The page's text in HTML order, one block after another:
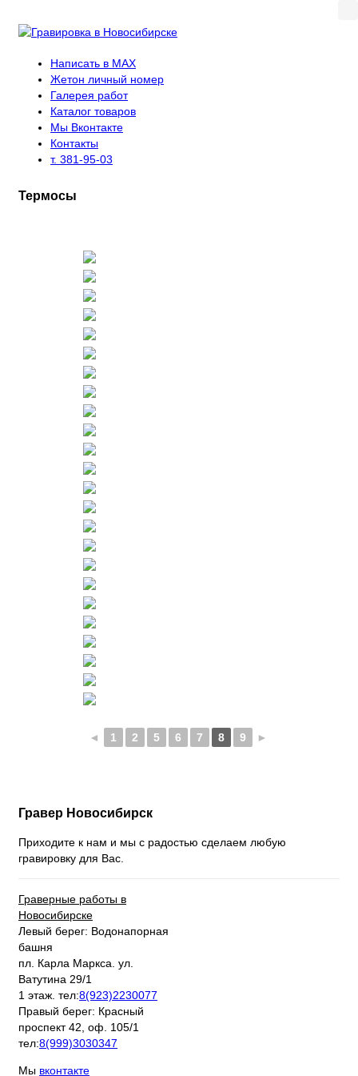
Написать в MAX
Жетон личный номер
Галерея работ
Каталог товаров
Мы Вконтакте
Контакты
т. 381-95-03
Термосы
◄ 1 2 5 6 7 8 9 ►
Гравер Новосибирск
Приходите к нам и мы с радостью сделаем любую
гравировку для Вас.
Граверные работы в
Новосибирске
Левый берег: Водонапорная
башня
пл. Карла Маркса. ул.
Ватутина 29/1
1 этаж. тел:8(923)2230077
Правый берег: Красный
проспект 42, оф. 105/1
тел:8(999)3030347
Мы вконтакте